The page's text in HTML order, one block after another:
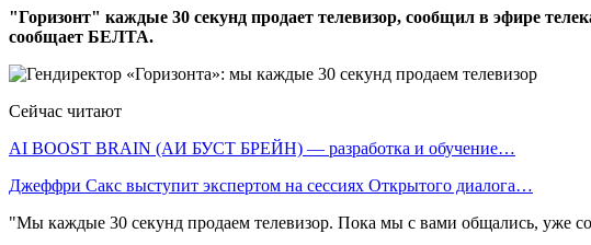
"Горизонт" каждые 30 секунд продает телевизор, сообщил в эфире
сообщает БЕЛТА.
Сейчас читают
AI BOOST BRAIN (АИ БУСТ БРЕЙН) — разработка и обучение…
Джеффри Сакс выступит экспертом на сессиях Открытого диалога…
"Мы каждые 30 секунд продаем телевизор. Пока мы с вами общались, уже